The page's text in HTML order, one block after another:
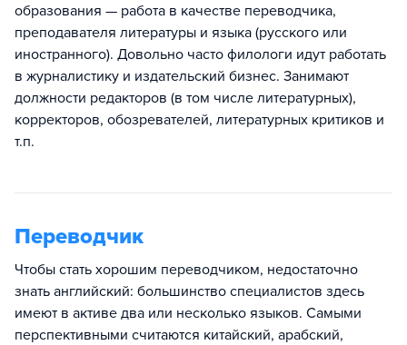
образования — работа в качестве переводчика,
преподавателя литературы и языка (русского или
иностранного). Довольно часто филологи идут работать
в журналистику и издательский бизнес. Занимают
должности редакторов (в том числе литературных),
корректоров, обозревателей, литературных критиков и
т.п.
Переводчик
Чтобы стать хорошим переводчиком, недостаточно
знать английский: большинство специалистов здесь
имеют в активе два или несколько языков. Самыми
перспективными считаются китайский, арабский,